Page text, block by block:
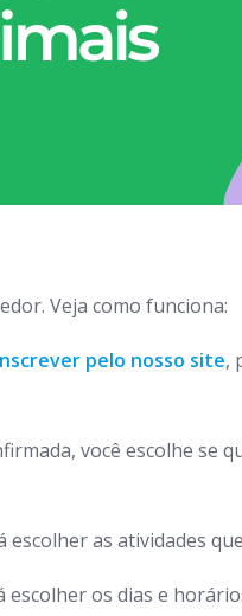
Veja como funciona:
pelo nosso site,
você escolhe se
escolher as atividades
escolher os dias e